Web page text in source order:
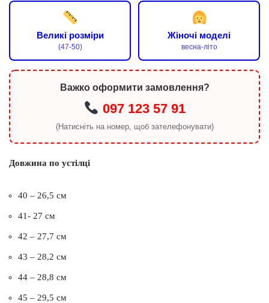
Великі розміри
(47-50)
Жіночі моделі
весна-літо
Важко оформити замовлення?
097 123 57 91
(Натисніть на номер, щоб зателефонувати)
Довжина по устілці
40 – 26,5 см
41- 27 см
42 – 27,7 см
43 – 28,2 см
44 – 28,8 см
45 – 29,5 см